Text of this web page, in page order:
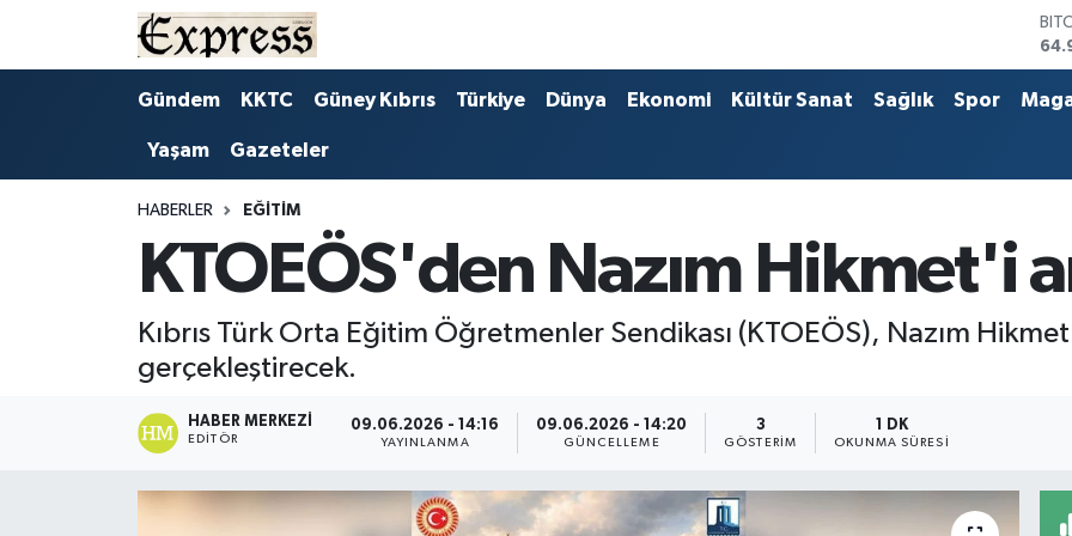
Gündem KKTC Güney Kıbrıs Türkiye Dünya Ekonomi Kültür Sanat Sağlık Spor
Yaşam Gazeteler
HABERLER EĞITIM
KTOEÖS'den Nazım Hikmet'i
Kıbrıs Türk Orta Eğitim Öğretmenler Sendikası (KTOEÖS), Nazım
gerçekleştirecek.
HABER MERKEZI
EDITÖR
09.06.2026 - 14:16
YAYINLANMA
09.06.2026 - 14:20
GÜNCELLEME
3
GÖSTERIM
1 DK
OKUNMA SÜRESI
ALAYKÖY
ALSANCAK
ÇATALKÖY
EKONOMİ
Hava Durumu
Trafik Durumu
Süper Lig Puan Durumu ve Fikstür
Tüm Manşetler
Son Dakika Haberleri